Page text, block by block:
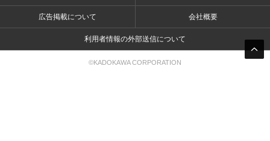
広告掲載について 会社概要
利用者情報の外部送信について
©KADOKAWA CORPORATION